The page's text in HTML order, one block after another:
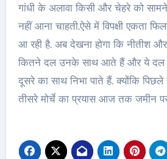
गांधी के अलावा किसी और चेहरे को
नहीं आना चाहती.ऐसे में विपक्षी एकता
आ रही है. अब देखना होगा कि नीतीश
कितने दल उनके साथ आते हैं और ये दल
दूसरे का साथ निभा पाते हैं. क्योंकि
तीसरे मोर्चे का प्रयास आज तक जमीन